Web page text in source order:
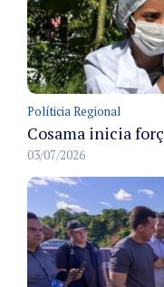
Políticia Regional
03/07/2026